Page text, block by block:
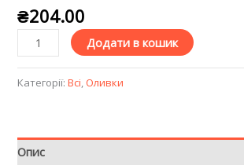
₴204.00
Додати в кошик
Категорії:Всі, Оливки
Опис